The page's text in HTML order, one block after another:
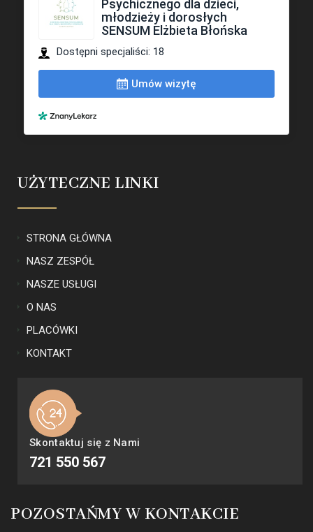
UŻYTECZNE LINKI
STRONA GŁÓWNA
NASZ ZESPÓŁ
NASZE USŁUGI
O NAS
PLACÓWKI
KONTAKT
Skontaktuj się z Nami
721 550 567
POZOSTAŃMY W KONTAKCIE